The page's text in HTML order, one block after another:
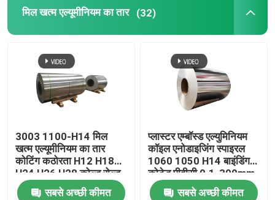
मिल खत्म एल्यूमीनियम का तार (32)
3003 1100-H14 मिल
खत्म एल्यूमीनियम का तार
कोटिंग कठोरता H12 H18
H24 H26 H28 कोल्ड रोल्ड
0.027
सबसे अच्छी कीमत
प्लास्टर एम्बॉस्ड एल्युमिनियम
कॉइल एनोडाइजिंग स्पाइरल
1060 1050 H14 बाइंडिंग
कोटेड पीवीसी 0.1-300mm
सबसे अच्छी कीमत